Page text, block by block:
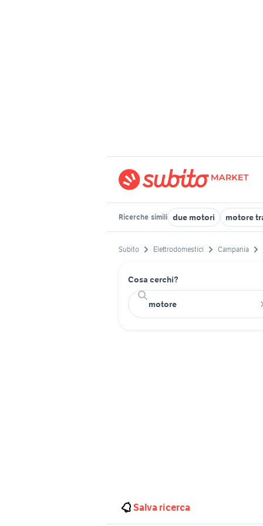
Ricerche simili due motori motore
Subito Elettrodomestici Campania
Cosa cerchi?
Salva ricerca